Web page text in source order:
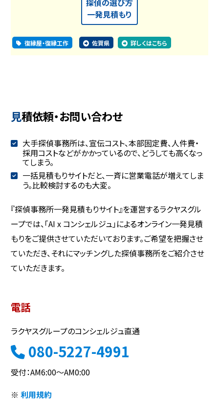
探偵の選び方
一発見積もり
復縁屋・復縁工作 佐賀県 詳しくはこちら
見積依頼・お問い合わせ
大手探偵事務所は、宣伝コスト、本部固定費、人件費・
採用コストなどがかかっているので、どうしても高くなっ
てしまう。
一括見積もりサイトだと、一斉に営業電話が増えてしま
う。比較検討するのも大変。
『探偵事務所一発見積もりサイト』を運営するラクヤスグル
ープでは、「AI x コンシェルジュ」によるオンライン一発見積
もりをご提供させていただいております。ご希望を把握させ
ていただき、それにマッチングした探偵事務所をご紹介させ
ていただきます。
電話
ラクヤスグループのコンシェルジュ直通
080-5227-4991
受付：AM6:00～AM0:00
※利用規約